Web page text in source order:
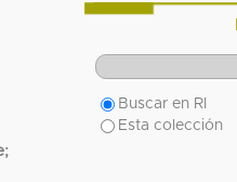
;
Buscar en RI
Esta colección